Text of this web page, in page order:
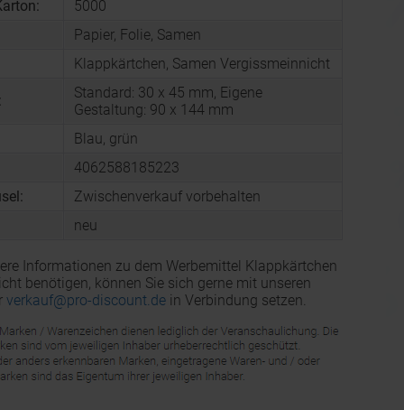
5000
Papier, Folie, Samen
Klappkärtchen, Samen Vergissmeinnicht
Standard: 30 x 45 mm, Eigene
Gestaltung: 90 x 144 mm
Blau, grün
4062588185223
Zwischenverkauf vorbehalten
neu
Informationen zu dem Werbemittel Klappkärtchen
benötigen, können Sie sich gerne mit unseren
verkauf@pro-discount.dein Verbindung setzen.